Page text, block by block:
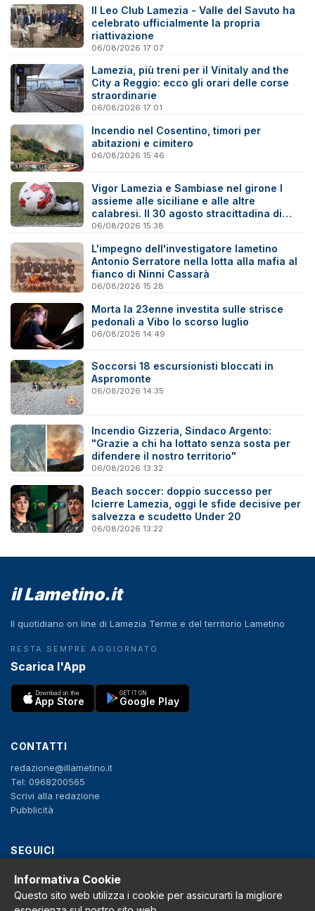
Il Leo Club Lamezia - Valle del Savuto ha
celebrato ufficialmente la propria
riattivazione
06/08/2026 17:07
Lamezia, più treni per il Vinitaly and the
City a Reggio: ecco gli orari delle corse
straordinarie
06/08/2026 17:01
Incendio nel Cosentino, timori per
abitazioni e cimitero
06/08/2026 15:46
Vigor Lamezia e Sambiase nel girone I
assieme alle siciliane e alle altre
calabresi. Il 30 agosto stracittadina di
Coppa Italia
06/08/2026 15:38
L'impegno dell'investigatore lametino
Antonio Serratore nella lotta alla mafia al
fianco di Ninni Cassarà
06/08/2026 15:28
Morta la 23enne investita sulle strisce
pedonali a Vibo lo scorso luglio
06/08/2026 14:49
Soccorsi 18 escursionisti bloccati in
Aspromonte
06/08/2026 14:35
Incendio Gizzeria, Sindaco Argento:
"Grazie a chi ha lottato senza sosta per
difendere il nostro territorio"
06/08/2026 13:32
Beach soccer: doppio successo per
Icierre Lamezia, oggi le sfide decisive per
salvezza e scudetto Under 20
06/08/2026 13:22
il Lametino.it
Il quotidiano on line di Lamezia Terme e del territorio Lametino
RESTA SEMPRE AGGIORNATO
Scarica l'App
Download on the
App Store
GET IT ON
Google Play
CONTATTI
redazione@illametino.it
Tel: 0968200565
Scrivi alla redazione
Pubblicità
SEGUICI
f X IG YT
Privacy Policy
Informativa Cookie
Questo sito web utilizza i cookie per assicurarti la migliore